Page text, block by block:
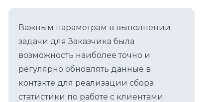
Важным параметрам в выполнении
задачи для Заказчика была
возможность наиболее точно и
регулярно обновлять данные в
контакте для реализации сбора
статистики по работе с клиентами.